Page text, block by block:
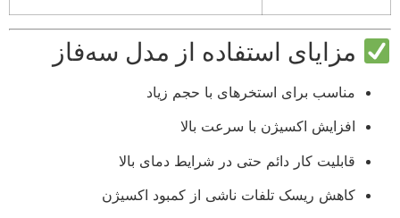
مزایای استفاده از مدل سه‌فاز
مناسب برای استخرهای با حجم زیاد
افزایش اکسیژن با سرعت بالا
قابلیت کار دائم حتی در شرایط دمای بالا
کاهش ریسک تلفات ناشی از کمبود اکسیژن